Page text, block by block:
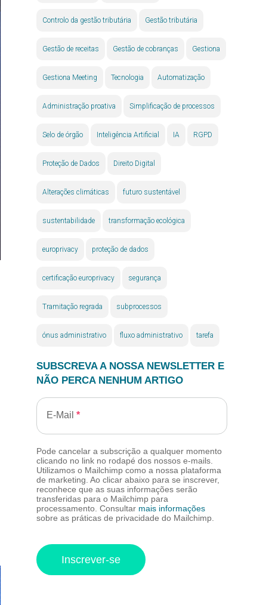
Controlo da gestão tributária Gestão tributária
Gestão de receitas Gestão de cobranças Gestiona
Gestiona Meeting Tecnologia Automatização
Administração proativa Simplificação de processos
Selo de órgão Inteligência Artificial IA RGPD
Proteção de Dados Direito Digital
Alterações climáticas futuro sustentável
sustentabilidade transformação ecológica
europrivacy proteção de dados
certificação europrivacy segurança
Tramitação regrada subprocessos
ónus administrativo fluxo administrativo tarefa
SUBSCREVA A NOSSA NEWSLETTER E
NÃO PERCA NENHUM ARTIGO
E-Mail
Pode cancelar a subscrição a qualquer momento
clicando no link no rodapé dos nossos e-mails.
Utilizamos o Mailchimp como a nossa plataforma
de marketing. Ao clicar abaixo para se inscrever,
reconhece que as suas informações serão
transferidas para o Mailchimp para
processamento. Consultar mais informações
sobre as práticas de privacidade do Mailchimp.